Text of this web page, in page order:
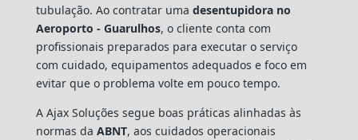
tubulação. Ao contratar uma desentupidora no
Aeroporto - Guarulhos, o cliente conta com
profissionais preparados para executar o serviço
com cuidado, equipamentos adequados e foco em
evitar que o problema volte em pouco tempo.
A Ajax Soluções segue boas práticas alinhadas às
normas da ABNT, aos cuidados operacionais